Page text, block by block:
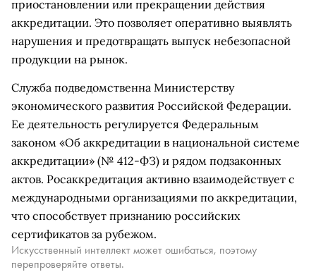
приостановлении или прекращении действия
аккредитации. Это позволяет оперативно выявлять
нарушения и предотвращать выпуск небезопасной
продукции на рынок.
Служба подведомственна Министерству
экономического развития Российской Федерации.
Ее деятельность регулируется Федеральным
законом «Об аккредитации в национальной системе
аккредитации» (№ 412-ФЗ) и рядом подзаконных
актов. Росаккредитация активно взаимодействует с
международными организациями по аккредитации,
что способствует признанию российских
сертификатов за рубежом.
Искусственный интеллект может ошибаться, поэтому
перепроверяйте ответы.